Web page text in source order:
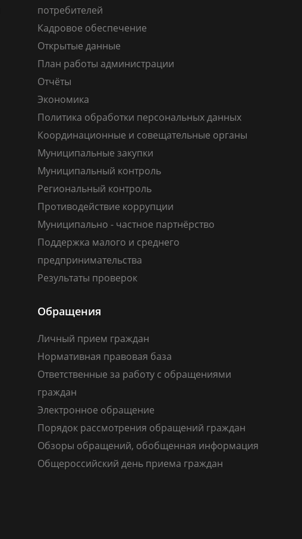
потребителей
Кадровое обеспечение
Открытые данные
План работы администрации
Отчёты
Экономика
Политика обработки персональных данных
Координационные и совещательные органы
Муниципальные закупки
Муниципальный контроль
Региональный контроль
Противодействие коррупции
Муниципально - частное партнёрство
Поддержка малого и среднего
предпринимательства
Результаты проверок
Обращения
Личный прием граждан
Нормативная правовая база
Ответственные за работу с обращениями
граждан
Электронное обращение
Порядок рассмотрения обращений граждан
Обзоры обращений, обобщенная информация
Общероссийский день приема граждан